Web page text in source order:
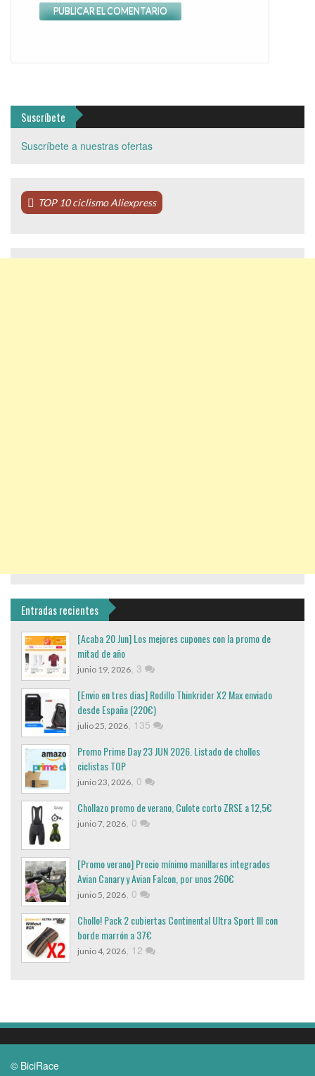
Suscríbete
Suscríbete a nuestras ofertas
TOP 10 ciclismo Aliexpress
Entradas recientes
[Acaba 20 Jun] Los mejores cupones con la promo de
mitad de año
junio 19, 2026, 3
[Envio en tres dias] Rodillo Thinkrider X2 Max enviado
desde España (220€)
julio 25, 2026, 135
Promo Prime Day 23 JUN 2026. Listado de chollos
ciclistas TOP
junio 23, 2026, 0
Chollazo promo de verano, Culote corto ZRSE a 12,5€
junio 7, 2026, 0
[Promo verano] Precio mínimo manillares integrados
Avian Canary y Avian Falcon, por unos 260€
junio 5, 2026, 0
Chollo! Pack 2 cubiertas Continental Ultra Sport III con
borde marrón a 37€
junio 4, 2026, 12
© BiciRace